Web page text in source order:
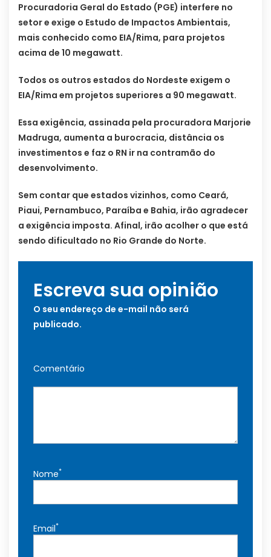
Procuradoria Geral do Estado (PGE) interfere no
setor e exige o Estudo de Impactos Ambientais,
mais conhecido como EIA/Rima, para projetos
acima de 10 megawatt.
Todos os outros estados do Nordeste exigem o
EIA/Rima em projetos superiores a 90 megawatt.
Essa exigência, assinada pela procuradora Marjorie
Madruga, aumenta a burocracia, distância os
investimentos e faz o RN ir na contramão do
desenvolvimento.
Sem contar que estados vizinhos, como Ceará,
Piaui, Pernambuco, Paraíba e Bahia, irão agradecer
a exigência imposta. Afinal, irão acolher o que está
sendo dificultado no Rio Grande do Norte.
Escreva sua opinião
O seu endereço de e-mail não será
publicado.
Comentário
Nome*
Email*